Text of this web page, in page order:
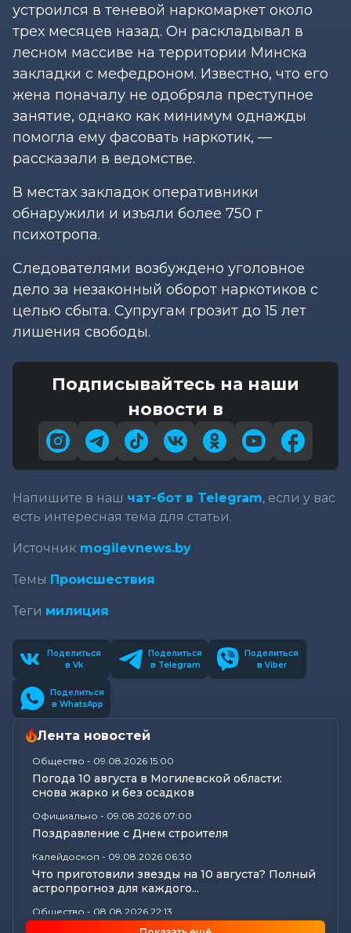
устроился в теневой наркомаркет около
трех месяцев назад. Он раскладывал в
лесном массиве на территории Минска
закладки с мефедроном. Известно, что его
жена поначалу не одобряла преступное
занятие, однако как минимум однажды
помогла ему фасовать наркотик, —
рассказали в ведомстве.
В местах закладок оперативники
обнаружили и изъяли более 750 г
психотропа.
Следователями возбуждено уголовное
дело за незаконный оборот наркотиков с
целью сбыта. Супругам грозит до 15 лет
лишения свободы.
Подписывайтесь на наши
новости в
Напишите в наш чат-бот в Telegram, если у вас
есть интересная тема для статьи.
Источник mogilevnews.by
Темы Происшествия
Теги милиция
Поделиться
в Vk
Поделиться
в Telegram
Поделиться
в Viber
Поделиться
в WhatsApp
Лента новостей
Общество - 09.08.2026 15:00
Погода 10 августа в Могилевской области:
снова жарко и без осадков
Официально - 09.08.2026 07:00
Поздравление с Днем строителя
Калейдоскоп - 09.08.2026 06:30
Что приготовили звезды на 10 августа? Полный
астропрогноз для каждого...
Общество - 08.08.2026 22:13
Как Шклов отметил «День огурца»